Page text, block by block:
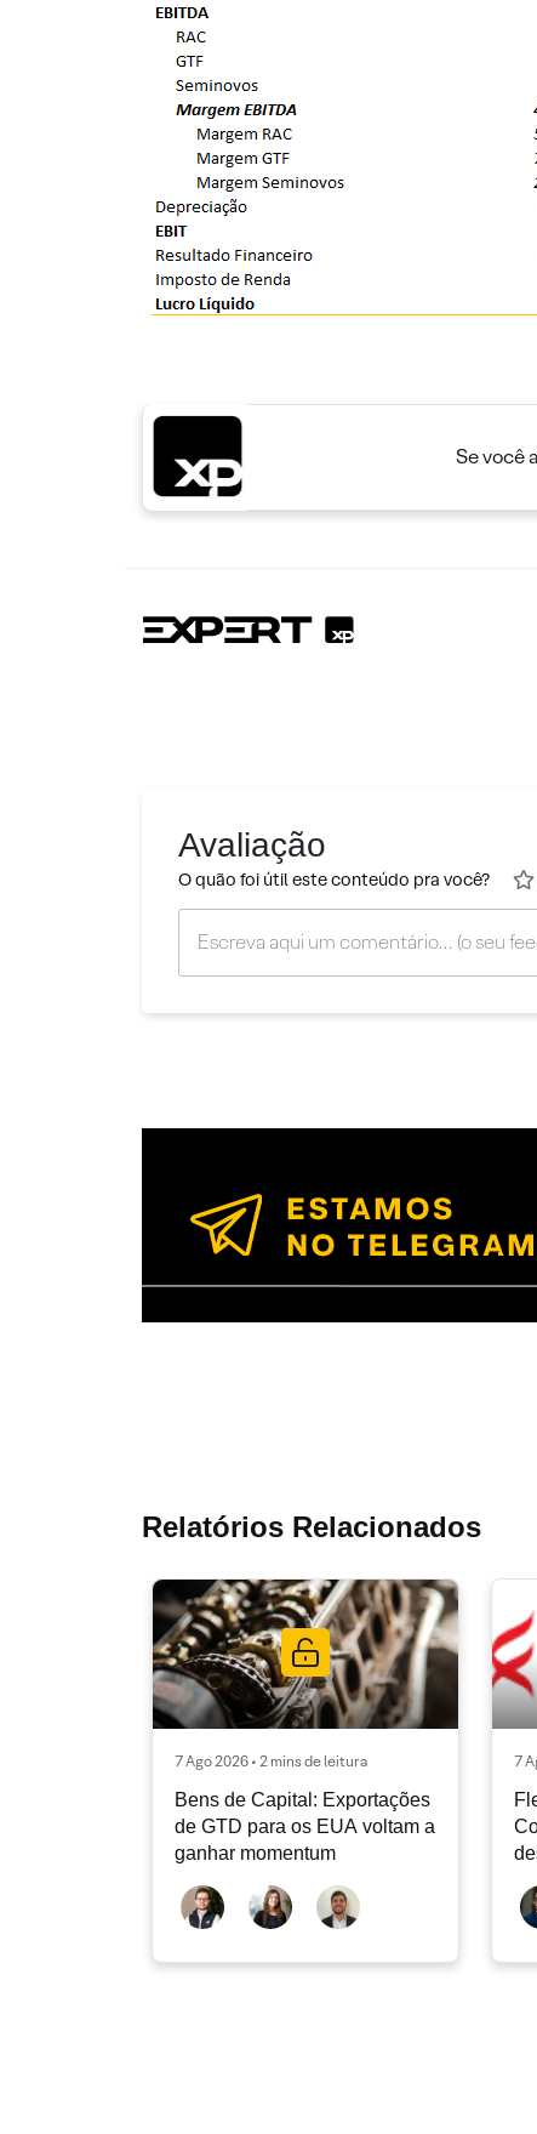
Se você
Avaliação
O quão foi útil este conteúdo pra você?
Relatórios Relacionados
7 Ago 2026 • 2 mins de leitura
Bens de Capital: Exportações
de GTD para os EUA voltam a
ganhar momentum
7